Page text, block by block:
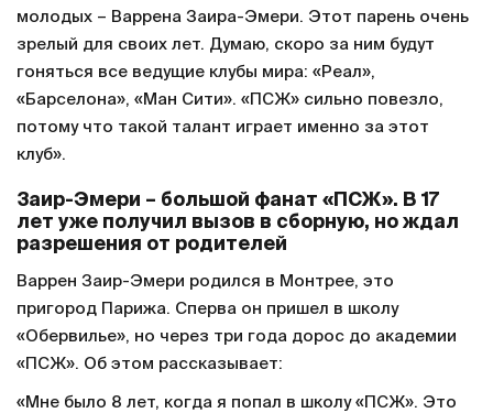
молодых – Варрена Заира-Эмери. Этот парень очень
зрелый для своих лет. Думаю, скоро за ним будут
гоняться все ведущие клубы мира: «Реал»,
«Барселона», «Ман Сити». «ПСЖ» сильно повезло,
потому что такой талант играет именно за этот
клуб».
Заир-Эмери – большой фанат «ПСЖ». В 17
лет уже получил вызов в сборную, но ждал
разрешения от родителей
Варрен Заир-Эмери родился в Монтрее, это
пригород Парижа. Сперва он пришел в школу
«Обервилье», но через три года дорос до академии
«ПСЖ». Об этом рассказывает:
«Мне было 8 лет, когда я попал в школу «ПСЖ». Это